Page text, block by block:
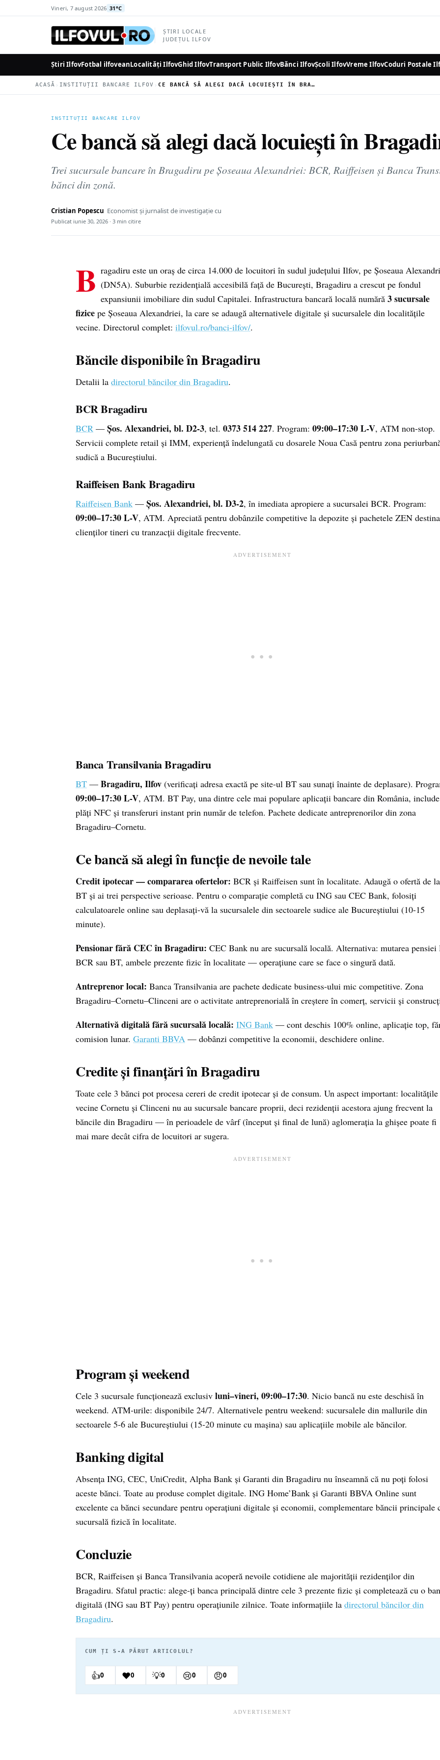
Vineri, 7 august 2026 31°C
ȘTIRI LOCALE
JUDEȚUL ILFOV
Știri IlfovFotbal ilfoveanLocalități IlfovGhid IlfovTransport Public IlfovBănci IlfovȘcoli IlfovVreme IlfovCoduri Postale
ACASĂ › INSTITUȚII BANCARE ILFOV › CE BANCĂ SĂ ALEGI DACĂ LOCUIEȘTI ÎN BRAGADIRU, JUDEȚUL ILFOV
INSTITUȚII BANCARE ILFOV
Ce bancă să alegi dacă locuiești în
Trei sucursale bancare în Bragadiru pe Șoseaua Alexandriei: BCR, Raiffeisen și Banca
bănci din zonă.
Cristian Popescu Economist și jurnalist de investigație cu
Publicat iunie 30, 2026 · 3 min citire
B ragadiru este un oraș de circa 14.000 de locuitori în sudul județului Ilfov, pe Șoseaua
(DN5A). Suburbie rezidențială accesibilă față de București, Bragadiru a crescut pe fondul
expansiunii imobiliare din sudul Capitalei. Infrastructura bancară locală numără 3 sucursale
fizice pe Șoseaua Alexandriei, la care se adaugă alternativele digitale și sucursalele din localitățile
vecine. Directorul complet: ilfovul.ro/banci-ilfov/.
Băncile disponibile în Bragadiru
Detalii la directorul băncilor din Bragadiru.
BCR Bragadiru
BCR — Șos. Alexandriei, bl. D2-3, tel. 0373 514 227. Program: 09:00–17:30 L-V, ATM non-stop.
Servicii complete retail și IMM, experiență îndelungată cu dosarele Noua Casă pentru zona
sudică a Bucureștiului.
Raiffeisen Bank Bragadiru
Raiffeisen Bank — Șos. Alexandriei, bl. D3-2, în imediata apropiere a sucursalei BCR. Program:
09:00–17:30 L-V, ATM. Apreciată pentru dobânzile competitive la depozite și pachetele ZEN
clienților tineri cu tranzacții digitale frecvente.
Banca Transilvania Bragadiru
BT — Bragadiru, Ilfov (verificați adresa exactă pe site-ul BT sau sunați înainte de deplasare).
09:00–17:30 L-V, ATM. BT Pay, una dintre cele mai populare aplicații bancare din România, include
plăți NFC și transferuri instant prin număr de telefon. Pachete dedicate antreprenorilor din zona
Bragadiru–Cornetu.
Ce bancă să alegi în funcție de nevoile tale
Credit ipotecar — compararea ofertelor: BCR și Raiffeisen sunt în localitate. Adaugă o ofertă de la
BT și ai trei perspective serioase. Pentru o comparație completă cu ING sau CEC Bank, folosiți
calculatoarele online sau deplasați-vă la sucursalele din sectoarele sudice ale Bucureștiului (10-15
minute).
Pensionar fără CEC în Bragadiru: CEC Bank nu are sucursală locală. Alternativa: mutarea pensiei
BCR sau BT, ambele prezente fizic în localitate — operațiune care se face o singură dată.
Antreprenor local: Banca Transilvania are pachete dedicate business-ului mic competitive. Zona
Bragadiru–Cornetu–Clinceni are o activitate antreprenorială în creștere în comerț, servicii și
Alternativă digitală fără sucursală locală: ING Bank — cont deschis 100% online, aplicație top,
comision lunar. Garanti BBVA — dobânzi competitive la economii, deschidere online.
Credite și finanțări în Bragadiru
Toate cele 3 bănci pot procesa cereri de credit ipotecar și de consum. Un aspect important: localitățile
vecine Cornetu și Clinceni nu au sucursale bancare proprii, deci rezidenții acestora ajung frecvent la
băncile din Bragadiru — în perioadele de vârf (început și final de lună) aglomerația la ghișee poate fi
mai mare decât cifra de locuitori ar sugera.
Program și weekend
Cele 3 sucursale funcționează exclusiv luni–vineri, 09:00–17:30. Nicio bancă nu este deschisă în
weekend. ATM-urile: disponibile 24/7. Alternativele pentru weekend: sucursalele din mallurile din
sectoarele 5-6 ale Bucureștiului (15-20 minute cu mașina) sau aplicațiile mobile ale băncilor.
Banking digital
Absența ING, CEC, UniCredit, Alpha Bank și Garanti din Bragadiru nu înseamnă că nu poți folosi
aceste bănci. Toate au produse complet digitale. ING Home’Bank și Garanti BBVA Online sunt
excelente ca bănci secundare pentru operațiuni digitale și economii, complementare băncii principale
sucursală fizică în localitate.
Concluzie
BCR, Raiffeisen și Banca Transilvania acoperă nevoile cotidiene ale majorității rezidenților din
Bragadiru. Sfatul practic: alege-ți banca principală dintre cele 3 prezente fizic și completează cu o
digitală (ING sau BT Pay) pentru operațiunile zilnice. Toate informațiile la directorul băncilor din
Bragadiru.
CUM ȚI S-A PĂRUT ARTICOLUL?
👍0 ❤️0 💡0 😢0 😠0